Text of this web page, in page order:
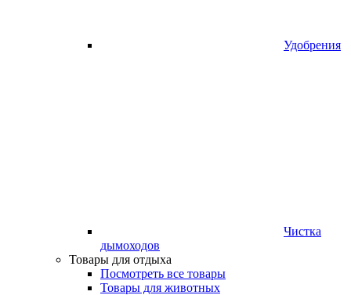
Удобрения
Чистка
дымоходов
Товары для отдыха
Посмотреть все товары
Товары для животных